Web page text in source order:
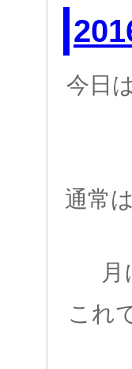
今日
通常
これ